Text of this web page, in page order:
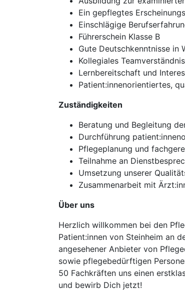
Ein gepflegtes
Einschlägige
Führerschein Klasse B
Gute Deutschkenntnisse in
Kollegiales
Lernbereitschaft und
Patient:innenorientiertes,
Zuständigkeiten
Beratung und Begleitung
Durchführung
Pflegeplanung und
Teilnahme an
Umsetzung unserer
Zusammenarbeit mit
Über uns
Herzlich willkommen bei den
Patient:innen von Steinheim an
angesehener Anbieter von
sowie pflegebedürftigen
50 Fachkräften uns einen
und bewirb Dich jetzt!